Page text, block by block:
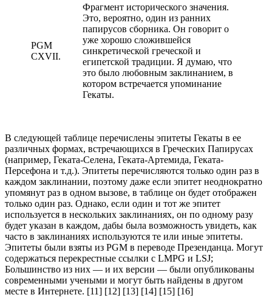
PGM
CXVII.
Фрагмент исторического значения.
Это, вероятно, один из ранних
папирусов сборника. Он говорит о
уже хорошо сложившейся
синкретической греческой и
египетской традиции. Я думаю, что
это было любовным заклинанием, в
котором встречается упоминание
Гекаты.
В следующей таблице перечислены эпитеты Гекаты в ее
различных формах, встречающихся в Греческих Папирусах
(например, Геката-Селена, Геката-Артемида, Геката-
Персефона и т.д.). Эпитеты перечисляются только один раз в
каждом заклинании, поэтому даже если эпитет неоднократно
упомянут раз в одном вызове, в таблице он будет отображен
только один раз. Однако, если один и тот же эпитет
используется в нескольких заклинаниях, он по одному разу
будет указан в каждом, дабы была возможность увидеть, как
часто в заклинаниях используются те или иные эпитеты.
Эпитеты были взяты из PGM в переводе Презенданца. Могут
содержаться перекрестные ссылки с LMPG и LSJ;
Большинство из них — и их версии — были опубликованы
современными учеными и могут быть найдены в другом
месте в Интернете. [11] [12] [13] [14] [15] [16]